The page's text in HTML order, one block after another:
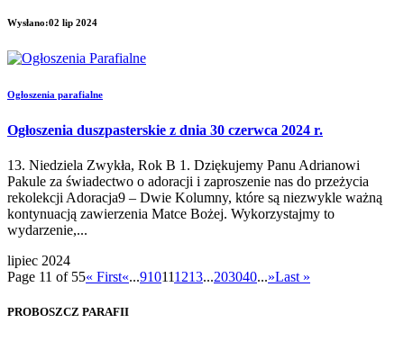
Wysłano:02 lip 2024
Ogłoszenia parafialne
Ogłoszenia duszpasterskie z dnia 30 czerwca 2024 r.
13. Niedziela Zwykła, Rok B 1. Dziękujemy Panu Adrianowi
Pakule za świadectwo o adoracji i zaproszenie nas do przeżycia
rekolekcji Adoracja9 – Dwie Kolumny, które są niezwykle ważną
kontynuacją zawierzenia Matce Bożej. Wykorzystajmy to
wydarzenie,...
lipiec 2024
Page 11 of 55« First«...910111213...203040...»Last »
PROBOSZCZ PARAFII